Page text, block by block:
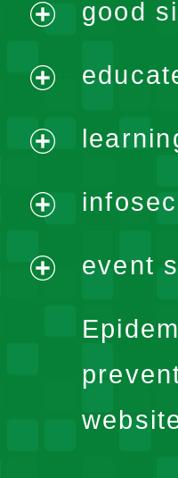
menu
menu
menu
menu
menu
good
event